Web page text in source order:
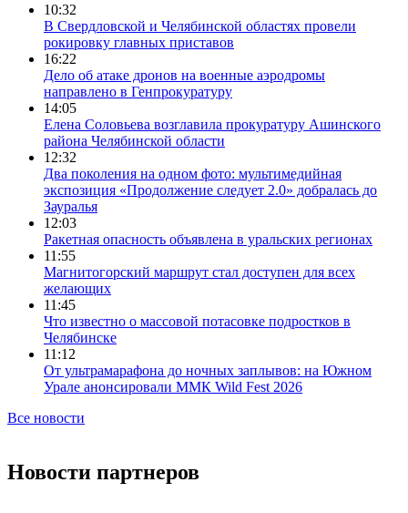
10:32
В Свердловской и Челябинской областях провели
рокировку главных приставов
16:22
Дело об атаке дронов на военные аэродромы
направлено в Генпрокуратуру
14:05
Елена Соловьева возглавила прокуратуру Ашинского
района Челябинской области
12:32
Два поколения на одном фото: мультимедийная
экспозиция «Продолжение следует 2.0» добралась до
Зауралья
12:03
Ракетная опасность объявлена в уральских регионах
11:55
Магнитогорский маршрут стал доступен для всех
желающих
11:45
Что известно о массовой потасовке подростков в
Челябинске
11:12
От ультрамарафона до ночных заплывов: на Южном
Урале анонсировали ММК Wild Fest 2026
Все новости
Новости партнеров